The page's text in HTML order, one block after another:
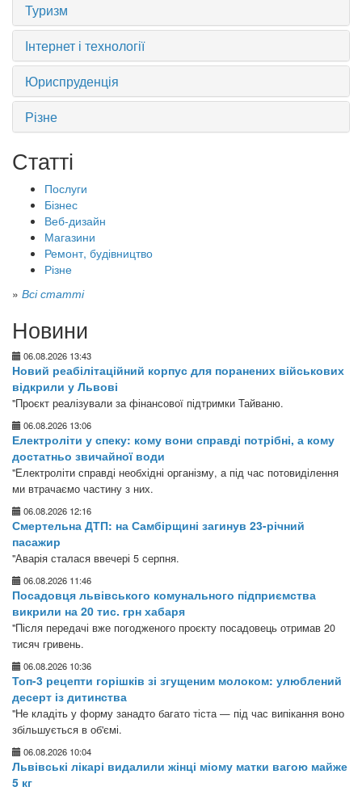
Туризм
Інтернет і технології
Юриспруденція
Різне
Статті
Послуги
Бізнес
Веб-дизайн
Магазини
Ремонт, будівництво
Різне
» Всі статті
Новини
06.08.2026 13:43
Новий реабілітаційний корпус для поранених військових
відкрили у Львові
"Проєкт реалізували за фінансової підтримки Тайваню.
06.08.2026 13:06
Електроліти у спеку: кому вони справді потрібні, а кому
достатньо звичайної води
"Електроліти справді необхідні організму, а під час потовиділення
ми втрачаємо частину з них.
06.08.2026 12:16
Смертельна ДТП: на Самбірщині загинув 23-річний
пасажир
"Аварія сталася ввечері 5 серпня.
06.08.2026 11:46
Посадовця львівського комунального підприємства
викрили на 20 тис. грн хабаря
"Після передачі вже погодженого проєкту посадовець отримав 20
тисяч гривень.
06.08.2026 10:36
Топ-3 рецепти горішків зі згущеним молоком: улюблений
десерт із дитинства
"Не кладіть у форму занадто багато тіста — під час випікання воно
збільшується в об'ємі.
06.08.2026 10:04
Львівські лікарі видалили жінці міому матки вагою майже
5 кг